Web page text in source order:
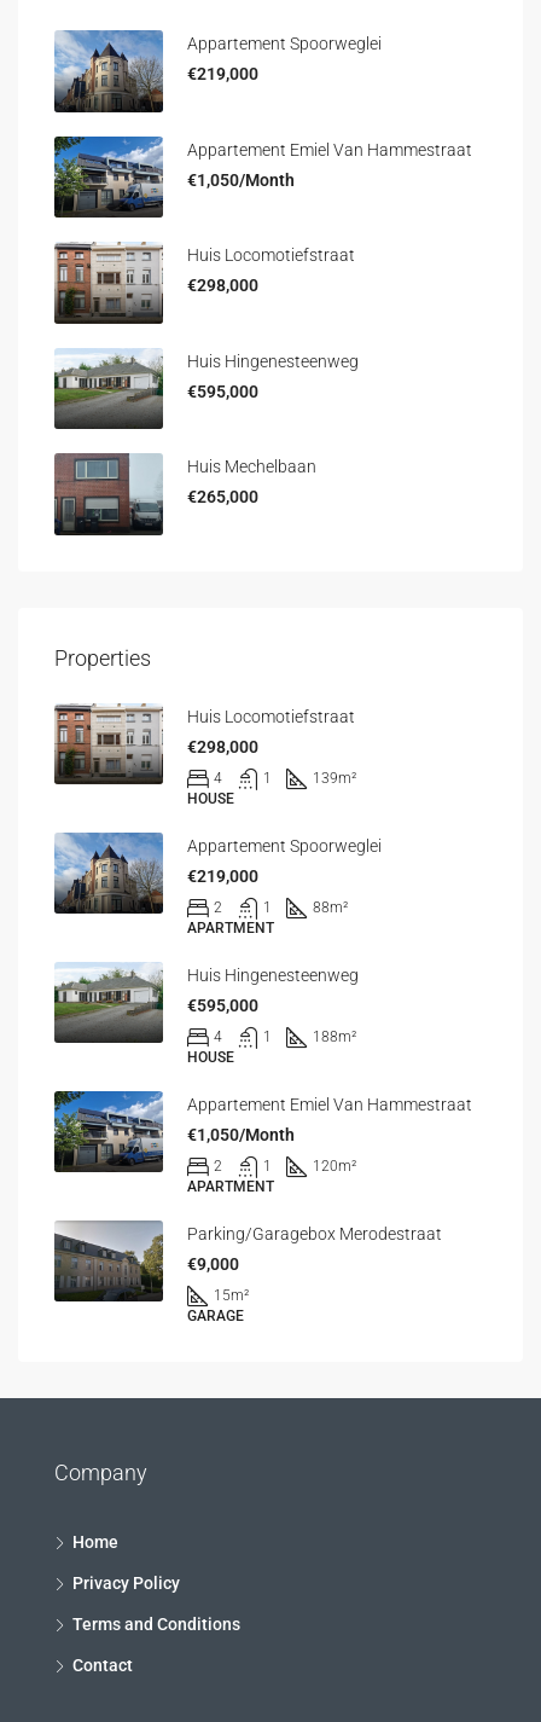
Appartement Spoorweglei
€219,000
Appartement Emiel Van Hammestraat
€1,050/Month
Huis Locomotiefstraat
€298,000
Huis Hingenesteenweg
€595,000
Huis Mechelbaan
€265,000
Properties
Huis Locomotiefstraat
€298,000
4 1 139m²
HOUSE
Appartement Spoorweglei
€219,000
2 1 88m²
APARTMENT
Huis Hingenesteenweg
€595,000
4 1 188m²
HOUSE
Appartement Emiel Van Hammestraat
€1,050/Month
2 1 120m²
APARTMENT
Parking/Garagebox Merodestraat
€9,000
15m²
GARAGE
Company
Home
Privacy Policy
Terms and Conditions
Contact